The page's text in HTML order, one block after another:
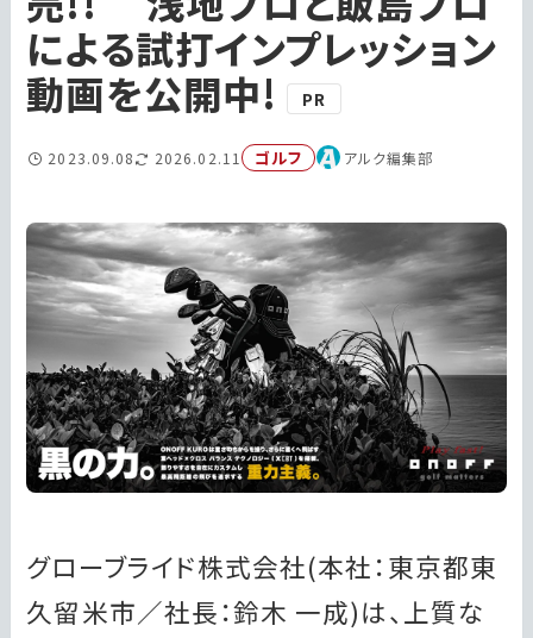
による試打インプレッション
動画を公開中!
PR
ゴルフ
2023.09.08 2026.02.11 アルク編集部
グローブライド株式会社(本社：東京都東
久留米市／社長：鈴木 一成)は、上質な